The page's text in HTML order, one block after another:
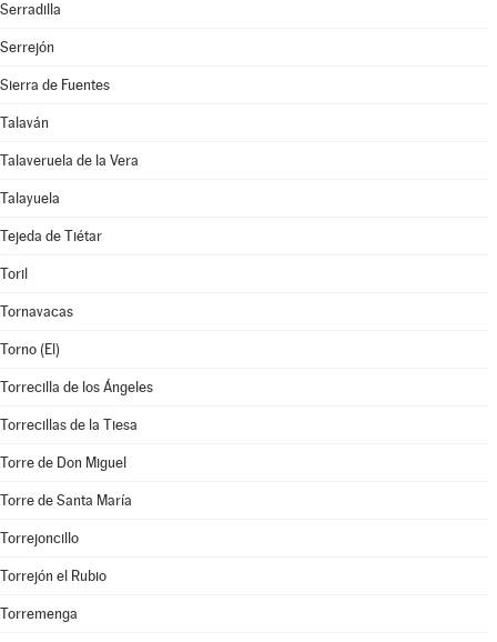
Serradilla
Serrejón
Sierra de Fuentes
Talaván
Talaveruela de la Vera
Talayuela
Tejeda de Tiétar
Toril
Tornavacas
Torno (El)
Torrecilla de los Ángeles
Torrecillas de la Tiesa
Torre de Don Miguel
Torre de Santa María
Torrejoncillo
Torrejón el Rubio
Torremenga